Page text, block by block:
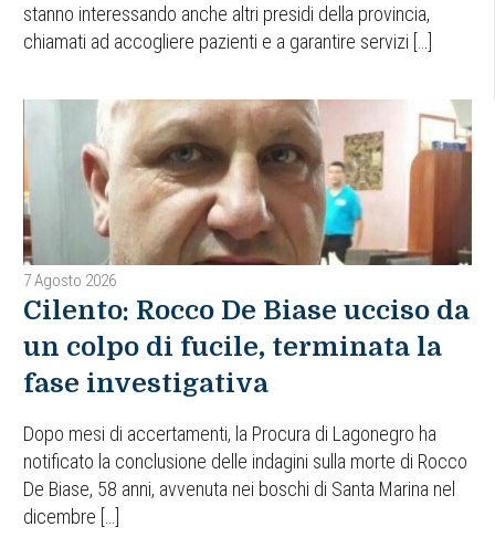
stanno interessando anche altri presidi della provincia,
chiamati ad accogliere pazienti e a garantire servizi […]
7 Agosto 2026
Cilento: Rocco De Biase ucciso da
un colpo di fucile, terminata la
fase investigativa
Dopo mesi di accertamenti, la Procura di Lagonegro ha
notificato la conclusione delle indagini sulla morte di Rocco
De Biase, 58 anni, avvenuta nei boschi di Santa Marina nel
dicembre […]